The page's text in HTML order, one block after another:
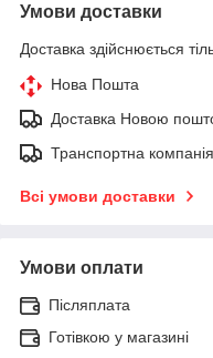
Умови доставки
Доставка здійснюється
Нова Пошта
Доставка Новою
Транспортна компанія
Всі умови доставки
Умови оплати
Післяплата
Готівкою у магазині